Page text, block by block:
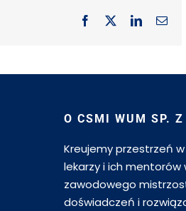
Facebook LinkedIn
O CSMI WUM SP. Z
Kreujemy przestrzeń
lekarzy i ich mentorów
zawodowego
doświadczeń i